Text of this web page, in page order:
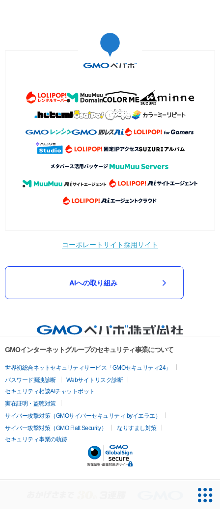
コーポレートサイト採用サイト
AIへの取り組み
GMOインターネットグループのセキュリティ事業について
世界初総合ネットセキュリティサービス「GMOセキュリティ24」
パスワード漏洩診断
Webサイトリスク診断
セキュリティ相談AIチャットボット
実在証明・盗聴対策
サイバー攻撃対策（GMOサイバーセキュリティ byイエラエ）
サイバー攻撃対策（GMO Flatt Security）
なりすまし対策
セキュリティ事業の軌跡